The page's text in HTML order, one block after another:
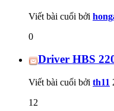
Viết bài cuối bởi
0
Driver HBS
Viết bài cuối bởi th11
12